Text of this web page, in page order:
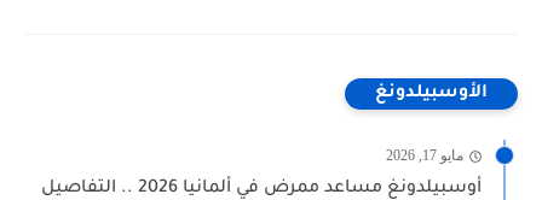
الأوسبيلدونغ
مايو 17, 2026
أوسبيلدونغ مساعد ممرض في ألمانيا 2026 .. التفاصيل